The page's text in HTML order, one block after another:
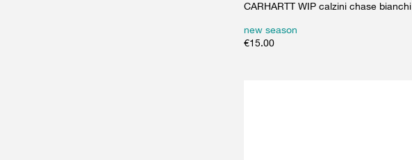
CARHARTT WIP calzini chase bianchi
new season
€15.00